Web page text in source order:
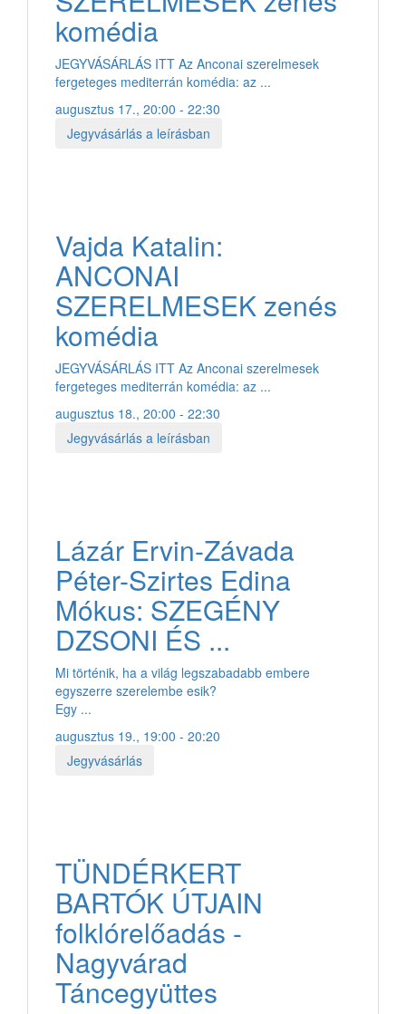
komédia
JEGYVÁSÁRLÁS ITT Az Anconai szerelmesek
fergeteges mediterrán komédia: az ...
augusztus 17., 20:00 - 22:30
Jegyvásárlás a leírásban
Vajda Katalin:
ANCONAI
SZERELMESEK zenés
komédia
JEGYVÁSÁRLÁS ITT Az Anconai szerelmesek
fergeteges mediterrán komédia: az ...
augusztus 18., 20:00 - 22:30
Jegyvásárlás a leírásban
Lázár Ervin-Závada
Péter-Szirtes Edina
Mókus: SZEGÉNY
DZSONI ÉS ...
Mi történik, ha a világ legszabadabb embere
egyszerre szerelembe esik?
Egy ...
augusztus 19., 19:00 - 20:20
Jegyvásárlás
TÜNDÉRKERT
BARTÓK ÚTJAIN
folklórelőadás -
Nagyvárad
Táncegyüttes